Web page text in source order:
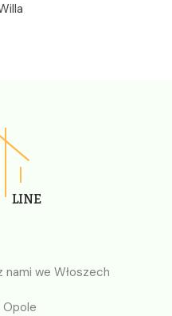
we Włoszech
Opole